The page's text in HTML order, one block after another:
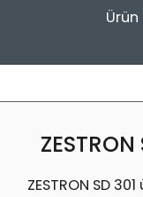
ZESTRON SD